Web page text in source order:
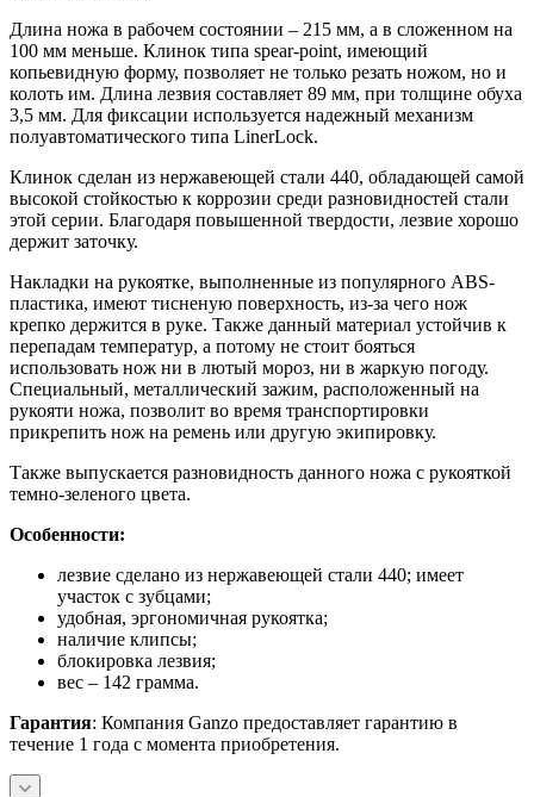
Длина ножа в рабочем состоянии – 215 мм, а в сложенном на
100 мм меньше. Клинок типа spear-point, имеющий
копьевидную форму, позволяет не только резать ножом, но и
колоть им. Длина лезвия составляет 89 мм, при толщине обуха
3,5 мм. Для фиксации используется надежный механизм
полуавтоматического типа LinerLock.
Клинок сделан из нержавеющей стали 440, обладающей самой
высокой стойкостью к коррозии среди разновидностей стали
этой серии. Благодаря повышенной твердости, лезвие хорошо
держит заточку.
Накладки на рукоятке, выполненные из популярного ABS-
пластика, имеют тисненую поверхность, из-за чего нож
крепко держится в руке. Также данный материал устойчив к
перепадам температур, а потому не стоит бояться
использовать нож ни в лютый мороз, ни в жаркую погоду.
Специальный, металлический зажим, расположенный на
рукояти ножа, позволит во время транспортировки
прикрепить нож на ремень или другую экипировку.
Также выпускается разновидность данного ножа с рукояткой
темно-зеленого цвета.
Особенности:
лезвие сделано из нержавеющей стали 440; имеет
участок с зубцами;
удобная, эргономичная рукоятка;
наличие клипсы;
блокировка лезвия;
вес – 142 грамма.
Гарантия: Компания Ganzo предоставляет гарантию в
течение 1 года с момента приобретения.